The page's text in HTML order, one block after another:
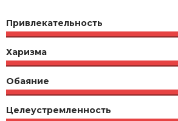
Привлекательность
Харизма
Обаяние
Целеустремленность